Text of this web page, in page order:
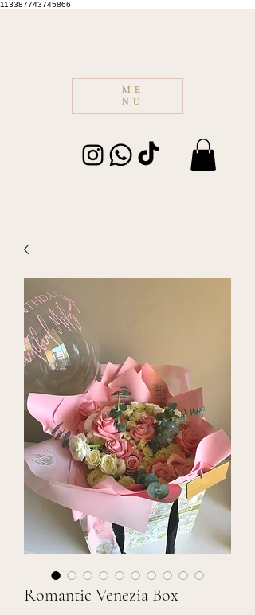
113387743745866
ME
NU
Romantic Venezia Box